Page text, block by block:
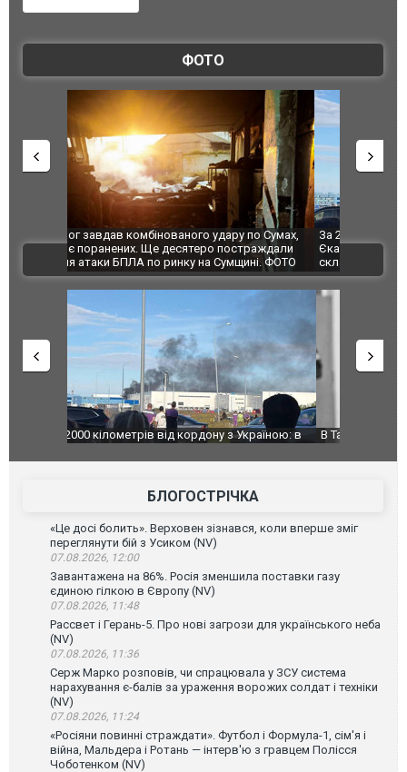
ФОТО
За 2000 кілометрів від кордону з Україною: в
Єкатеринбурзі після атаки дронів загорівся
склад Wildberries. ФОТО. ВІДЕО
"Мої
ВІДЕО
В Таїланді футболіст загинув від удару
постраждали. ВІДЕО
БЛОГОСТРІЧКА
«Це досі болить». Верховен зізнався, коли вперше зміг
переглянути бій з Усиком (NV)
07.08.2026, 12:00
Завантажена на 86%. Росія зменшила поставки газу
єдиною гілкою в Європу (NV)
07.08.2026, 11:48
Рассвет і Герань-5. Про нові загрози для українського неба
(NV)
07.08.2026, 11:36
Серж Марко розповів, чи спрацювала у ЗСУ система
нарахування є-балів за ураження ворожих солдат і техніки
(NV)
07.08.2026, 11:24
«Росіяни повинні страждати». Футбол і Формула-1, сім'я і
війна, Мальдера і Ротань — інтерв'ю з гравцем Полісся
Чоботенком (NV)